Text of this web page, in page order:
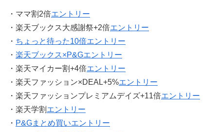
・ママ割2倍エントリー
・楽天ブックス大感謝祭+2倍エントリー
・ ちょっと待った10倍エントリー
・ 楽天ブックス×P&Gエントリー
・楽天マイカー割+4倍エントリー
・楽天ファッション×DEAL+5%エントリー
・楽天ファッションプレミアムデイズ+11倍エントリー
・楽天学割 エントリー
・ P&Gまとめ買いエントリー